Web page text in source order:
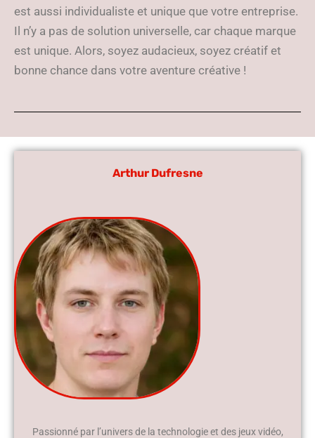
est aussi individualiste et unique que votre entreprise.
Il n’y a pas de solution universelle, car chaque marque
est unique. Alors, soyez audacieux, soyez créatif et
bonne chance dans votre aventure créative !
Arthur Dufresne
Passionné par l’univers de la technologie et des jeux vidéo,